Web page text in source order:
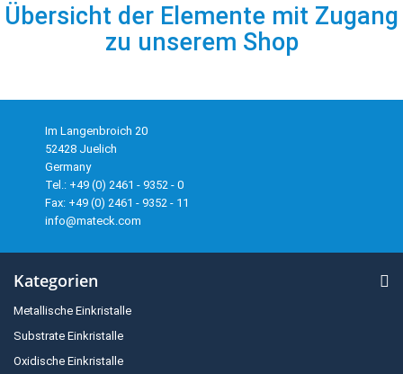
Übersicht der Elemente mit Zugang
zu unserem Shop
Im Langenbroich 20
52428 Juelich
Germany
Tel.: +49 (0) 2461 - 9352 - 0
Fax: +49 (0) 2461 - 9352 - 11
info@mateck.com
Kategorien
Metallische Einkristalle
Substrate Einkristalle
Oxidische Einkristalle